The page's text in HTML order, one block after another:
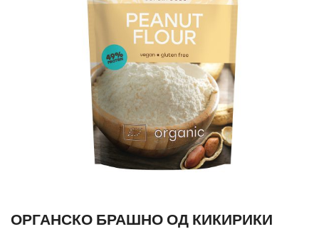
ОРГАНСКО БРАШНО ОД КИКИРИКИ